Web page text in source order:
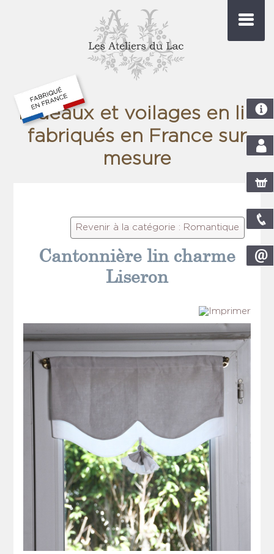
Rideaux et voilages en lin
fabriqués en France sur
mesure
Revenir à la catégorie : Romantique
Cantonnière lin charme
Liseron